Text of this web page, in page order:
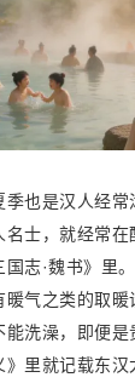
季也是汉人经
名士，就经常
志·魏书》里
暖气之类的取
能洗澡，即便
里就记载东汉